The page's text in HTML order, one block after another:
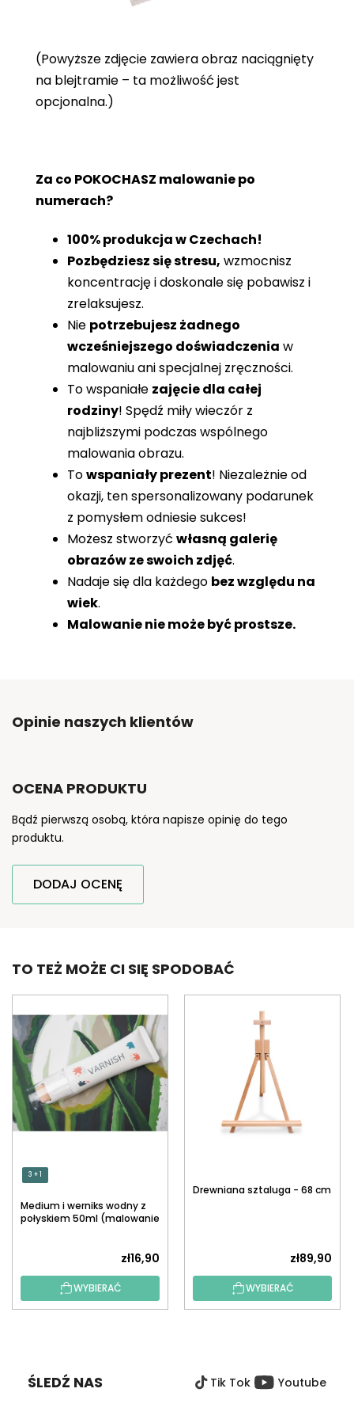
(Powyższe zdjęcie zawiera obraz naciągnięty
na blejtramie – ta możliwość jest
opcjonalna.)
Za co POKOCHASZ malowanie po
numerach?
100% produkcja w Czechach!
Pozbędziesz się stresu, wzmocnisz
koncentrację i doskonale się pobawisz i
zrelaksujesz.
Nie potrzebujesz żadnego
wcześniejszego doświadczenia w
malowaniu ani specjalnej zręczności.
To wspaniałe zajęcie dla całej
rodziny! Spędź miły wieczór z
najbliższymi podczas wspólnego
malowania obrazu.
Towspaniały prezent! Niezależnie od
okazji, ten spersonalizowany podarunek
z pomysłem odniesie sukces!
Możesz stworzyć własną galerię
obrazów ze swoich zdjęć.
Nadaje się dla każdego bez względu na
wiek.
Malowanie nie może być prostsze.
Opinie naszych klientów
OCENA PRODUKTU
Bądź pierwszą osobą, która napisze opinię do tego
produktu.
DODAJ OCENĘ
TO TEŻ MOŻE CI SIĘ SPODOBAĆ
3 + 1
Medium i werniks wodny z
połyskiem 50ml (malowanie
zł16,90
WYBIERAĆ
Drewniana sztaluga - 68 cm
zł89,90
WYBIERAĆ
ŚLEDŹ NAS Tik Tok Youtube